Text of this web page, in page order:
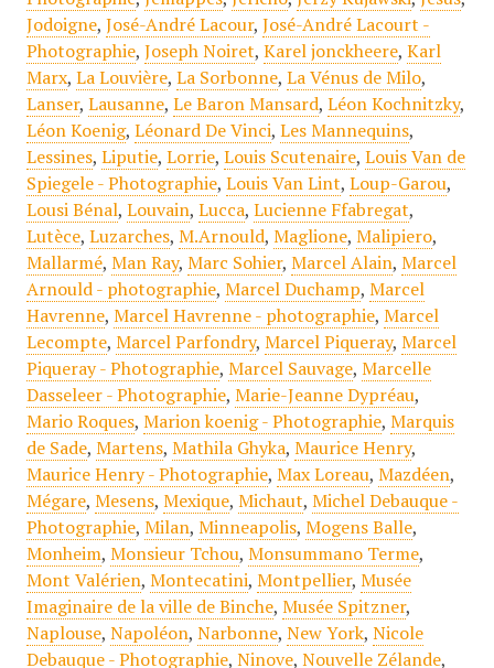
Jodoigne, José-André Lacour, José-André Lacourt -
Photographie, Joseph Noiret, Karel jonckheere, Karl
Marx, La Louvière, La Sorbonne, La Vénus de Milo,
Lanser, Lausanne, Le Baron Mansard, Léon Kochnitzky,
Léon Koenig, Léonard De Vinci, Les Mannequins,
Lessines, Liputie, Lorrie, Louis Scutenaire, Louis Van de
Spiegele - Photographie, Louis Van Lint, Loup-Garou,
Lousi Bénal, Louvain, Lucca, Lucienne Ffabregat,
Lutèce, Luzarches, M.Arnould, Maglione, Malipiero,
Mallarmé, Man Ray, Marc Sohier, Marcel Alain, Marcel
Arnould - photographie, Marcel Duchamp, Marcel
Havrenne, Marcel Havrenne - photographie, Marcel
Lecompte, Marcel Parfondry, Marcel Piqueray, Marcel
Piqueray - Photographie, Marcel Sauvage, Marcelle
Dasseleer - Photographie, Marie-Jeanne Dypréau,
Mario Roques, Marion koenig - Photographie, Marquis
de Sade, Martens, Mathila Ghyka, Maurice Henry,
Maurice Henry - Photographie, Max Loreau, Mazdéen,
Mégare, Mesens, Mexique, Michaut, Michel Debauque -
Photographie, Milan, Minneapolis, Mogens Balle,
Monheim, Monsieur Tchou, Monsummano Terme,
Mont Valérien, Montecatini, Montpellier, Musée
Imaginaire de la ville de Binche, Musée Spitzner,
Naplouse, Napoléon, Narbonne, New York, Nicole
Debauque - Photographie, Ninove, Nouvelle Zélande,